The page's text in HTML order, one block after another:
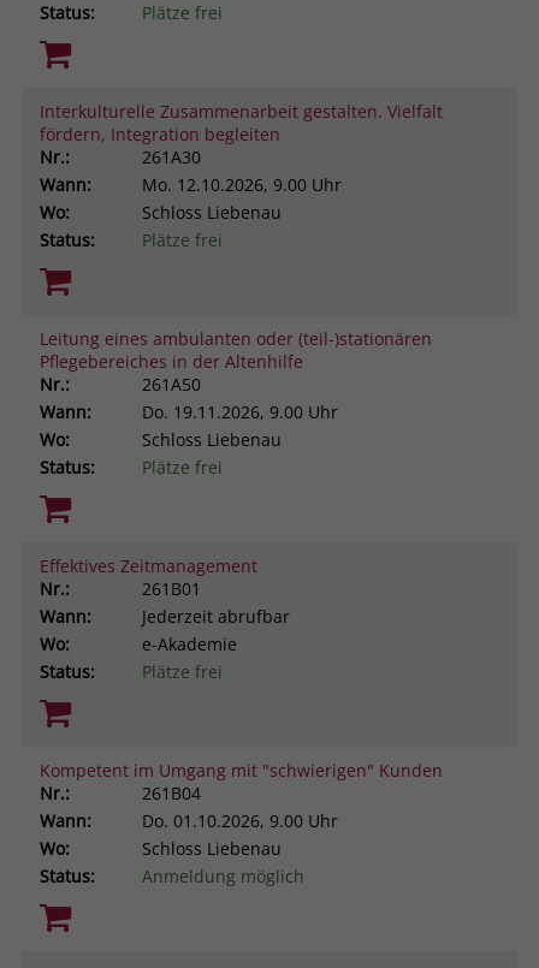
Status:
Plätze frei
Interkulturelle Zusammenarbeit gestalten. Vielfalt
fördern, Integration begleiten
Nr.:
261A30
Wann:
Mo. 12.10.2026, 9.00 Uhr
Wo:
Schloss Liebenau
Status:
Plätze frei
Leitung eines ambulanten oder (teil-)stationären
Pflegebereiches in der Altenhilfe
Nr.:
261A50
Wann:
Do. 19.11.2026, 9.00 Uhr
Wo:
Schloss Liebenau
Status:
Plätze frei
Effektives Zeitmanagement
Nr.:
261B01
Wann:
Jederzeit abrufbar
Wo:
e-Akademie
Status:
Plätze frei
Kompetent im Umgang mit "schwierigen" Kunden
Nr.:
261B04
Wann:
Do. 01.10.2026, 9.00 Uhr
Wo:
Schloss Liebenau
Status:
Anmeldung möglich